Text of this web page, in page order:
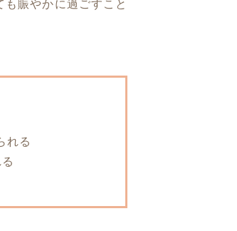
賑やかに過ごすこと
れる